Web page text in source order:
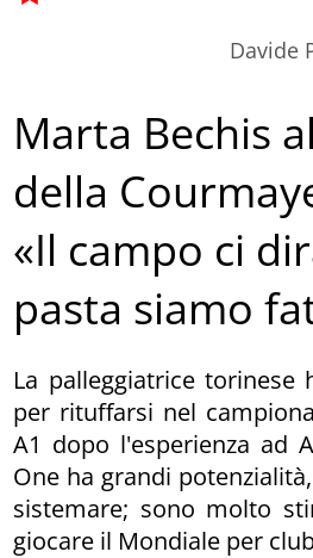
Davide
Marta Bechis
della
«Il campo ci
pasta siamo
La palleggiatrice torinese
per rituffarsi nel
A1 dopo l'esperienza ad
One ha grandi
sistemare; sono molto
giocare il Mondiale per